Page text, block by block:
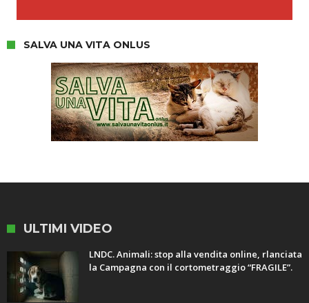
SALVA UNA VITA ONLUS
ULTIMI VIDEO
LNDC. Animali: stop alla vendita online, rlanciata
la Campagna con il cortometraggio “FRAGILE”.